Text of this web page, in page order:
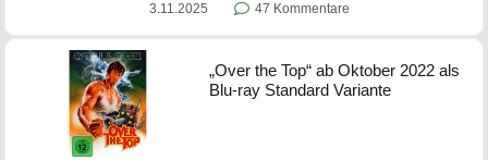
3.11.2025 47 Kommentare
„Over the Top“ ab Oktober 2022 als
Blu-ray Standard Variante